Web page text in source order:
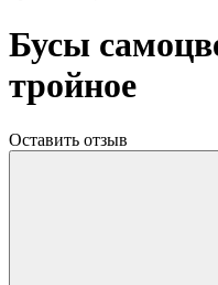
Бусы
тройное
Оставить отзыв